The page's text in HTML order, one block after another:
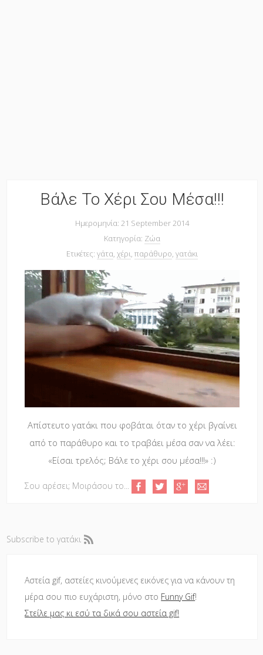
Βάλε Το Χέρι Σου Μέσα!!!
Ημερομηνία: 21 September 2014
Κατηγορία: Ζώα
Ετικέτες: γάτα, χέρι, παράθυρο, γατάκι
Απίστευτο γατάκι που φοβάται όταν το χέρι βγαίνει
από το παράθυρο και το τραβάει μέσα σαν να λέει:
«Είσαι τρελός; Βάλε το χέρι σου μέσα!!!» :)
Σου αρέσει; Μοιράσου το...
Subscribe to γατάκι
Αστεία gif, αστείες κινούμενες εικόνες για να κάνουν τη
μέρα σου πιο ευχάριστη, μόνο στο Funny Gif!
Στείλε μας κι εσύ τα δικά σου αστεία gif!